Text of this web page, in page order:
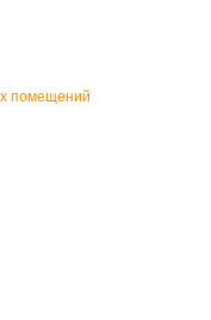
помещений